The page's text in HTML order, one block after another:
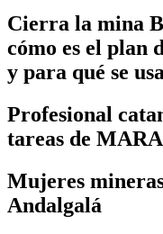
Cierra la mina
cómo es el plan
y para qué se
Profesional
tareas de
Mujeres
Andalgalá